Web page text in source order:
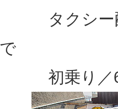
タクシー配
で
初乗り／670